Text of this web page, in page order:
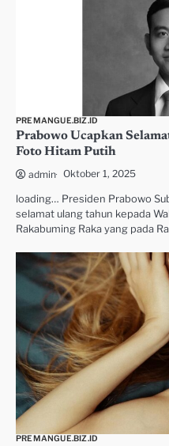
PREMANGUE.BIZ.ID
Prabowo Ucapkan
Foto Hitam Putih
admin Oktober 1, 2025
loading… Presiden Prabowo
selamat ulang tahun kepada
Rakabuming Raka yang pada
PREMANGUE.BIZ.ID